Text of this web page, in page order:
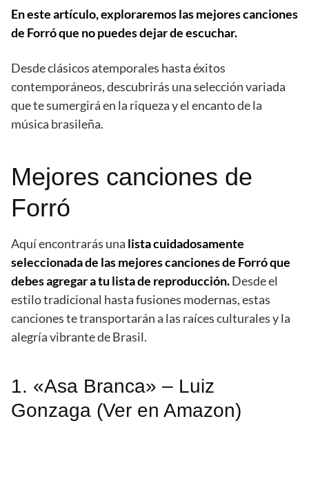
En este artículo, exploraremos las mejores canciones
de Forró que no puedes dejar de escuchar.
Desde clásicos atemporales hasta éxitos
contemporáneos, descubrirás una selección variada
que te sumergirá en la riqueza y el encanto de la
música brasileña.
Mejores canciones de
Forró
Aquí encontrarás una lista cuidadosamente
seleccionada de las mejores canciones de Forró que
debes agregar a tu lista de reproducción.Desde el
estilo tradicional hasta fusiones modernas, estas
canciones te transportarán a las raíces culturales y la
alegría vibrante de Brasil.
1. «Asa Branca» – Luiz
Gonzaga (Ver en Amazon)